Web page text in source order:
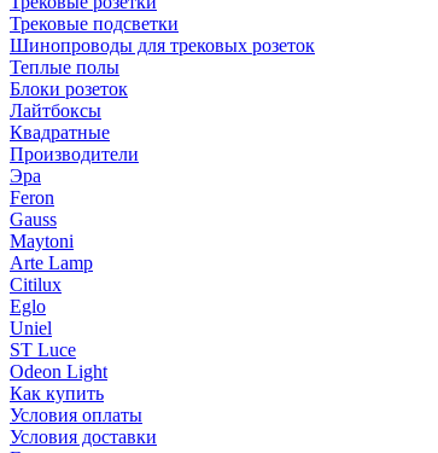
Трековые подсветки
Шинопроводы для трековых розеток
Теплые полы
Блоки розеток
Лайтбоксы
Квадратные
Производители
Эра
Feron
Gauss
Maytoni
Arte Lamp
Citilux
Eglo
Uniel
ST Luce
Odeon Light
Как купить
Условия оплаты
Условия доставки